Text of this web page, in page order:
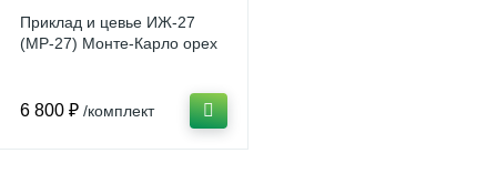
Приклад и цевье ИЖ-27
(МР-27) Монте-Карло орех
6 800 ₽ /комплект